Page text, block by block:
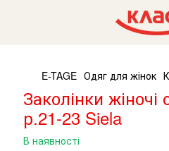
E-TAGE Одяг для жінок
Заколінки жіночі
р.21-23 Siela
В наявності